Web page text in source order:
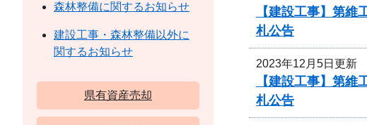
【建設工事】第
札公告
2023年12月5日更新
【建設工事】第
札公告
森林整備に関するお知らせ
建設工事・森林整備以外に
関するお知らせ
県有資産売却